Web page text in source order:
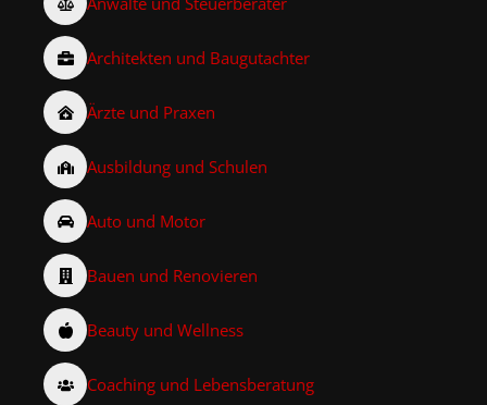
Architekten und Baugutachter
Ärzte und Praxen
Ausbildung und Schulen
Auto und Motor
Bauen und Renovieren
Beauty und Wellness
Coaching und Lebensberatung